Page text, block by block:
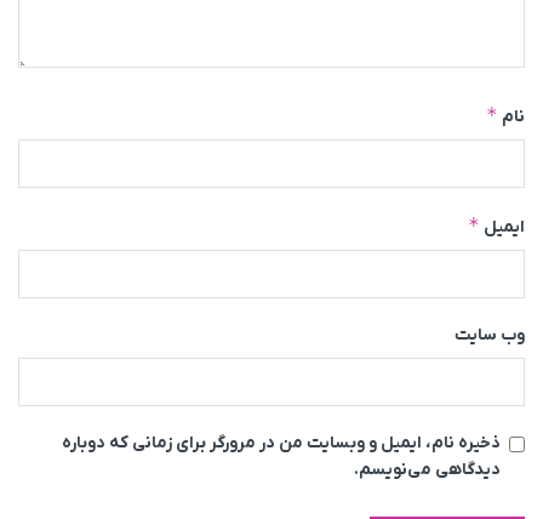
نام *
ایمیل *
وب‌ سایت
ذخیره نام، ایمیل و وبسایت من در مرورگر برای زمانی که دوباره
دیدگاهی می‌نویسم.